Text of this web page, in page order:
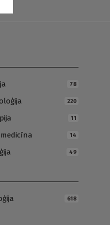
78
220
11
14
49
618